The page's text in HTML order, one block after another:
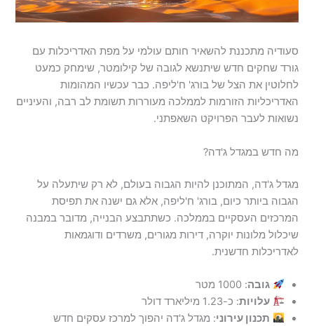
סעודיה מתכננת להשאיר חותם עולמי על מפת האדריכלות עם
גורד שחקים חדש שיתנשא לגובה של קילומטר, שימחק כמעט
לחלוטין את הצל של בורג' ח'ליפה. כבר עכשיו המהומות
האדריכליות הזורמות לממלכה מעוררות תשומת לב רבה, והעיניים
נשואות לעבר הפרויקט השאפתני.
מה חדש במגדל ג'דה?
מגדל ג'דה, המתוכנן להיות הגבוה בעולם, לא רק שיתעלה על
הגבוה ביותר כיום, בורג' ח'ליפה, אלא גם ישנה את תפיסת
המרכזים העסקיים בממלכה. כשתתבצע הבנייה, מדובר במבנה
שיכלול מלונות יוקרה, דירות מגורים, משרדים ודוגמאות
לאדריכלות חדשנית.
גובה: 1000 מטר
עלויות: כ-1.23 מיליארד דולר
תכנון עירוני: מגדל ג'דה יהפוך למרכז עסקים חדש